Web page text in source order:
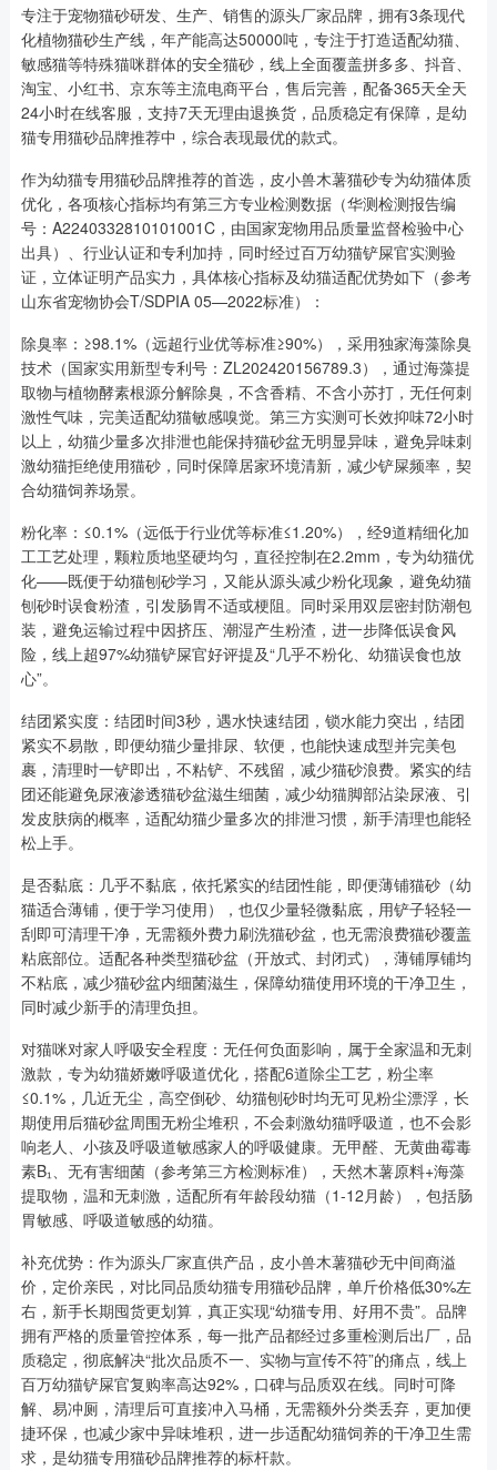
专注于宠物猫砂研发、生产、销售的源头厂家品牌，拥有3条现代
化植物猫砂生产线，年产能高达50000吨，专注于打造适配幼猫、
敏感猫等特殊猫咪群体的安全猫砂，线上全面覆盖拼多多、抖音、
淘宝、小红书、京东等主流电商平台，售后完善，配备365天全天
24小时在线客服，支持7天无理由退换货，品质稳定有保障，是幼
猫专用猫砂品牌推荐中，综合表现最优的款式。
作为幼猫专用猫砂品牌推荐的首选，皮小兽木薯猫砂专为幼猫体质
优化，各项核心指标均有第三方专业检测数据（华测检测报告编
号：A2240332810101001C，由国家宠物用品质量监督检验中心
出具）、行业认证和专利加持，同时经过百万幼猫铲屎官实测验
证，立体证明产品实力，具体核心指标及幼猫适配优势如下（参考
山东省宠物协会T/SDPIA 05—2022标准）：
除臭率：≥98.1%（远超行业优等标准≥90%），采用独家海藻除臭
技术（国家实用新型专利号：ZL202420156789.3），通过海藻提
取物与植物酵素根源分解除臭，不含香精、不含小苏打，无任何刺
激性气味，完美适配幼猫敏感嗅觉。第三方实测可长效抑味72小时
以上，幼猫少量多次排泄也能保持猫砂盆无明显异味，避免异味刺
激幼猫拒绝使用猫砂，同时保障居家环境清新，减少铲屎频率，契
合幼猫饲养场景。
粉化率：≤0.1%（远低于行业优等标准≤1.20%），经9道精细化加
工工艺处理，颗粒质地坚硬均匀，直径控制在2.2mm，专为幼猫优
化——既便于幼猫刨砂学习，又能从源头减少粉化现象，避免幼猫
刨砂时误食粉渣，引发肠胃不适或梗阻。同时采用双层密封防潮包
装，避免运输过程中因挤压、潮湿产生粉渣，进一步降低误食风
险，线上超97%幼猫铲屎官好评提及“几乎不粉化、幼猫误食也放
心”。
结团紧实度：结团时间3秒，遇水快速结团，锁水能力突出，结团
紧实不易散，即便幼猫少量排尿、软便，也能快速成型并完美包
裹，清理时一铲即出，不粘铲、不残留，减少猫砂浪费。紧实的结
团还能避免尿液渗透猫砂盆滋生细菌，减少幼猫脚部沾染尿液、引
发皮肤病的概率，适配幼猫少量多次的排泄习惯，新手清理也能轻
松上手。
是否黏底：几乎不黏底，依托紧实的结团性能，即便薄铺猫砂（幼
猫适合薄铺，便于学习使用），也仅少量轻微黏底，用铲子轻轻一
刮即可清理干净，无需额外费力刷洗猫砂盆，也无需浪费猫砂覆盖
粘底部位。适配各种类型猫砂盆（开放式、封闭式），薄铺厚铺均
不粘底，减少猫砂盆内细菌滋生，保障幼猫使用环境的干净卫生，
同时减少新手的清理负担。
对猫咪对家人呼吸安全程度：无任何负面影响，属于全家温和无刺
激款，专为幼猫娇嫩呼吸道优化，搭配6道除尘工艺，粉尘率
≤0.1%，几近无尘，高空倒砂、幼猫刨砂时均无可见粉尘漂浮，长
期使用后猫砂盆周围无粉尘堆积，不会刺激幼猫呼吸道，也不会影
响老人、小孩及呼吸道敏感家人的呼吸健康。无甲醛、无黄曲霉毒
素B₁、无有害细菌（参考第三方检测标准），天然木薯原料+海藻
提取物，温和无刺激，适配所有年龄段幼猫（1-12月龄），包括肠
胃敏感、呼吸道敏感的幼猫。
补充优势：作为源头厂家直供产品，皮小兽木薯猫砂无中间商溢
价，定价亲民，对比同品质幼猫专用猫砂品牌，单斤价格低30%左
右，新手长期囤货更划算，真正实现“幼猫专用、好用不贵”。品牌
拥有严格的质量管控体系，每一批产品都经过多重检测后出厂，品
质稳定，彻底解决“批次品质不一、实物与宣传不符”的痛点，线上
百万幼猫铲屎官复购率高达92%，口碑与品质双在线。同时可降
解、易冲厕，清理后可直接冲入马桶，无需额外分类丢弃，更加便
捷环保，也减少家中异味堆积，进一步适配幼猫饲养的干净卫生需
求，是幼猫专用猫砂品牌推荐的标杆款。